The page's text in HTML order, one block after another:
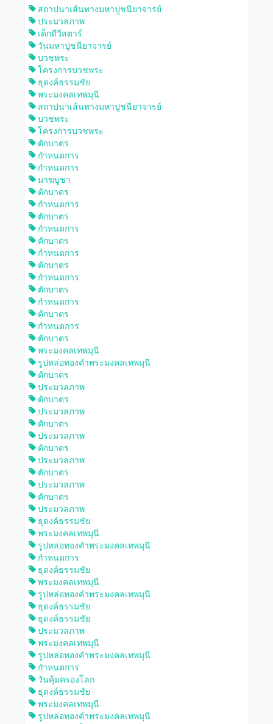
สถาปนาเส้นทางมหาปูชนียาจารย์
ประมวลภาพ
เด็กดีวีสตาร์
วันมหาปูชนียาจารย์
บวชพระ
โครงการบวชพระ
ธุดงค์ธรรมชัย
พระมงคลเทพมุนี
สถาปนาเส้นทางมหาปูชนียาจารย์
บวชพระ
โครงการบวชพระ
ตักบาตร
กำหนดการ
กำหนดการ
มาฆบูชา
ตักบาตร
กำหนดการ
ตักบาตร
กำหนดการ
ตักบาตร
กำหนดการ
ตักบาตร
กำหนดการ
ตักบาตร
กำหนดการ
ตักบาตร
กำหนดการ
ตักบาตร
พระมงคลเทพมุนี
รูปหล่อทองคำพระมงคลเทพมุนี
ตักบาตร
ประมวลภาพ
ตักบาตร
ประมวลภาพ
ตักบาตร
ประมวลภาพ
ตักบาตร
ประมวลภาพ
ตักบาตร
ประมวลภาพ
ตักบาตร
ประมวลภาพ
ธุดงค์ธรรมชัย
พระมงคลเทพมุนี
รูปหล่อทองคำพระมงคลเทพมุนี
กำหนดการ
ธุดงค์ธรรมชัย
พระมงคลเทพมุนี
รูปหล่อทองคำพระมงคลเทพมุนี
ธุดงค์ธรรมชัย
ธุดงค์ธรรมชัย
ประมวลภาพ
พระมงคลเทพมุนี
รูปหล่อทองคำพระมงคลเทพมุนี
กำหนดการ
วันคุ้มครองโลก
ธุดงค์ธรรมชัย
พระมงคลเทพมุนี
รูปหล่อทองคำพระมงคลเทพมุนี